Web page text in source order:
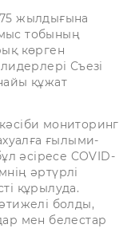
жылдығына
тобының
көрген
Съезі
құжат
мониторинг
ғылыми-
әсіресе COVID-
әртүрлі
құрылуда.
болды,
мен белестар